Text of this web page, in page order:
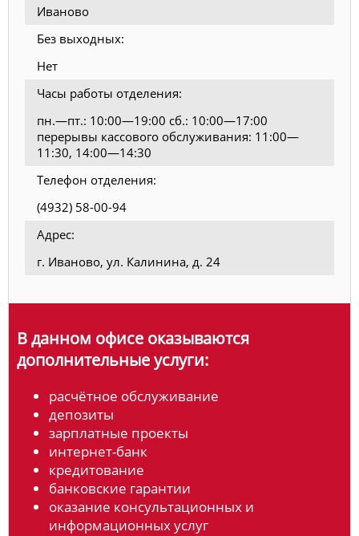
Иваново
Без выходных:
Нет
Часы работы отделения:
пн.—пт.: 10:00—19:00 сб.: 10:00—17:00
перерывы кассового обслуживания: 11:00—
11:30, 14:00—14:30
Телефон отделения:
(4932) 58-00-94
Адрес:
г. Иваново, ул. Калинина, д. 24
В данном офисе оказываются
дополнительные услуги:
расчётное обслуживание
депозиты
зарплатные проекты
интернет-банк
кредитование
банковские гарантии
оказание консультационных и
информационных услуг